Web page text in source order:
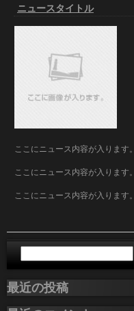
ニュースタイトル
ここにニュース内容が入ります。
ここにニュース内容が入ります。
ここにニュース内容が入ります。
最近の投稿